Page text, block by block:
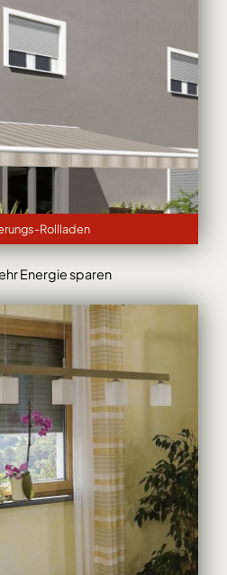
Rollladen
Energie sparen